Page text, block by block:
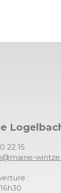
22 15
: